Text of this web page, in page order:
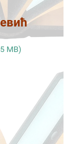
MB)